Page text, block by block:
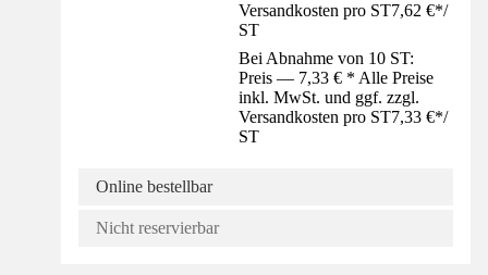
Versandkosten pro ST7,62 €*/
ST
Bei Abnahme von 10 ST:
Preis — 7,33 € * Alle Preise
inkl. MwSt. und ggf. zzgl.
Versandkosten pro ST7,33 €*/
ST
Online bestellbar
Nicht reservierbar